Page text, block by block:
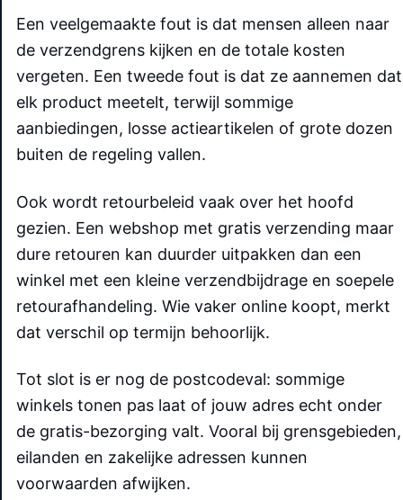
Een veelgemaakte fout is dat mensen alleen naar
de verzendgrens kijken en de totale kosten
vergeten. Een tweede fout is dat ze aannemen dat
elk product meetelt, terwijl sommige
aanbiedingen, losse actieartikelen of grote dozen
buiten de regeling vallen.
Ook wordt retourbeleid vaak over het hoofd
gezien. Een webshop met gratis verzending maar
dure retouren kan duurder uitpakken dan een
winkel met een kleine verzendbijdrage en soepele
retourafhandeling. Wie vaker online koopt, merkt
dat verschil op termijn behoorlijk.
Tot slot is er nog de postcodeval: sommige
winkels tonen pas laat of jouw adres echt onder
de gratis-bezorging valt. Vooral bij grensgebieden,
eilanden en zakelijke adressen kunnen
voorwaarden afwijken.